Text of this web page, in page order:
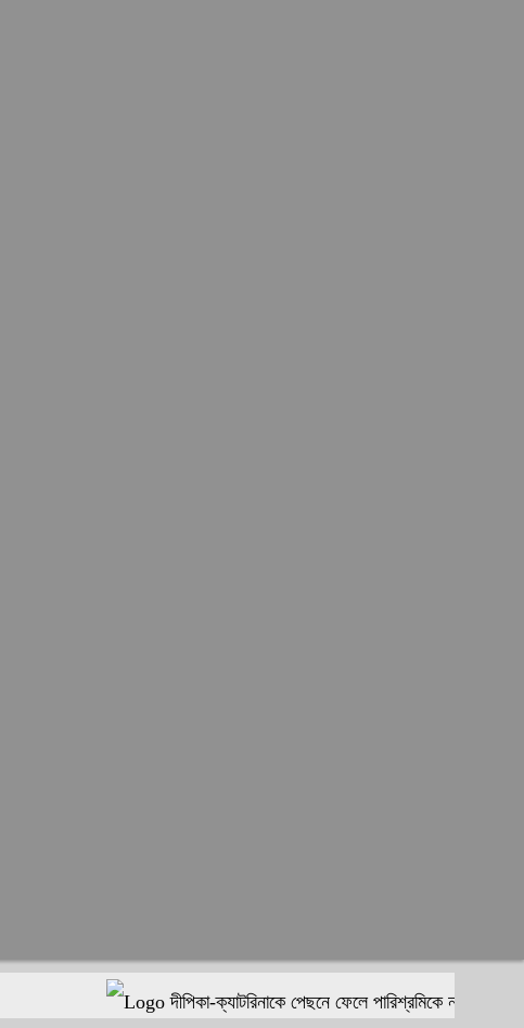
দীপিকা-ক্যাটরিনাকে পেছনে ফেলে পারিশ্রমিকে নতুন মাইলফলক